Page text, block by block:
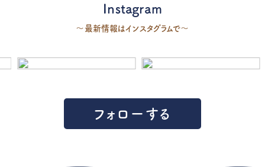
Instagram
〜最新情報はインスタグラムで〜
フォローする